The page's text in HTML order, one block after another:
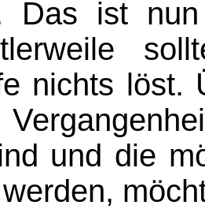
Das ist
nichts löst.
und die